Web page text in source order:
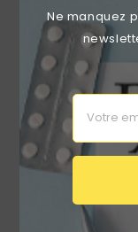
Ne manquez
RUPTURE DE STOCK